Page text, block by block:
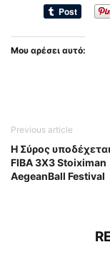
Μου αρέσει αυτό:
Previous article
Η Σύρος
FIBA 3X3 Stoiximan
AegeanBall Festival